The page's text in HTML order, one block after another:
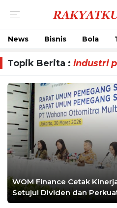
News Bisnis Bola
Topik Berita : industri
WOM Finance Cetak
Setujui Dividen dan